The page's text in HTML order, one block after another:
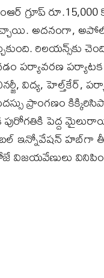
గ్రూప్ రూ.15,000
అదనంగా,
పర్యావరణ
విద్య, హెల్త్‌కేర్,
ప్రాంగణం
పురోగతికి పెద్ద
ఇన్నోవేషన్ హబ్‌గా
విజయవేణులు